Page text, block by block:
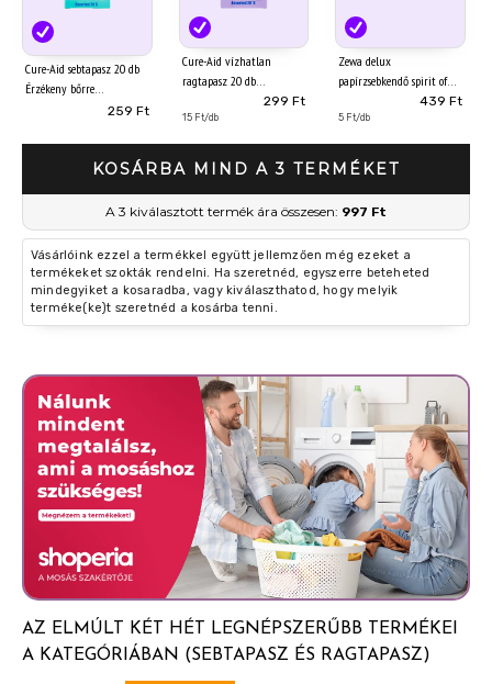
Cure-Aid sebtapasz 20 db
Érzékeny bőrre
259 Ft
Cure-Aid vízhatlan
ragtapasz 20 db
299 Ft
15 Ft/db
Zewa delux
papírzsebkendő spirit of
tea 3 rétegű 90 db439 Ft
5 Ft/db
KOSÁRBA MIND A 3 TERMÉKET
A 3 kiválasztott termék ára összesen: 997 Ft
Vásárlóink ezzel a termékkel együtt jellemzően még ezeket a
termékeket szokták rendelni. Ha szeretnéd, egyszerre beteheted
mindegyiket a kosaradba, vagy kiválaszthatod, hogy melyik
terméke(ke)t szeretnéd a kosárba tenni.
AZ ELMÚLT KÉT HÉT LEGNÉPSZERŰBB TERMÉKEI
A KATEGÓRIÁBAN (SEBTAPASZ ÉS RAGTAPASZ)